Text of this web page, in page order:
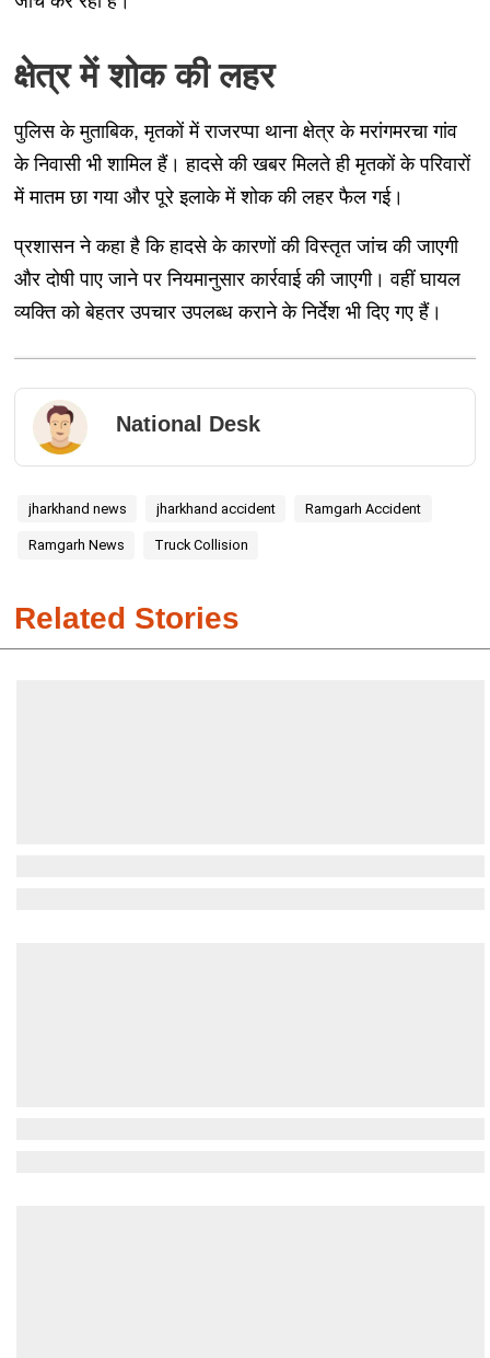
क्षेत्र में शोक की लहर
पुलिस के मुताबिक, मृतकों में राजरप्पा थाना क्षेत्र के मरांगमरचा गांव
के निवासी भी शामिल हैं। हादसे की खबर मिलते ही मृतकों के परिवारों
में मातम छा गया और पूरे इलाके में शोक की लहर फैल गई।
प्रशासन ने कहा है कि हादसे के कारणों की विस्तृत जांच की जाएगी
और दोषी पाए जाने पर नियमानुसार कार्रवाई की जाएगी। वहीं घायल
व्यक्ति को बेहतर उपचार उपलब्ध कराने के निर्देश भी दिए गए हैं।
National Desk
jharkhand news jharkhand accident Ramgarh Accident
Ramgarh News Truck Collision
Related Stories